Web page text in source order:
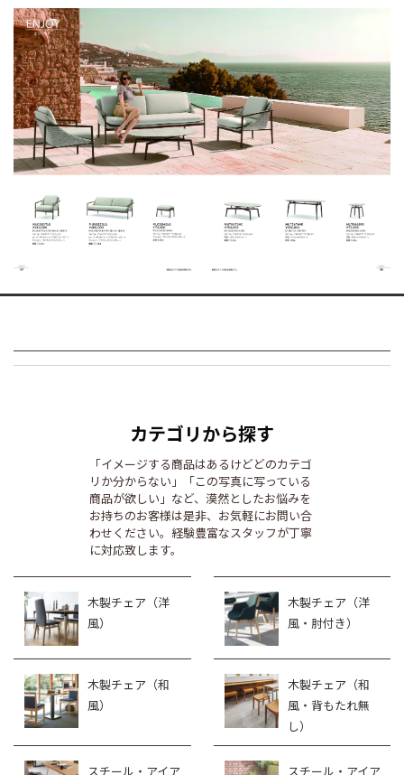
カテゴリから探す
「イメージする商品はあるけどどのカテゴ
リか分からない」「この写真に写っている
商品が欲しい」など、漠然としたお悩みを
お持ちのお客様は是非、お気軽にお問い合
わせください。経験豊富なスタッフが丁寧
に対応致します。
木製チェア（洋
風）
木製チェア（洋
風・肘付き）
木製チェア（和
風）
木製チェア（和
風・背もたれ無
し）
スチール・アイア スチール・アイア